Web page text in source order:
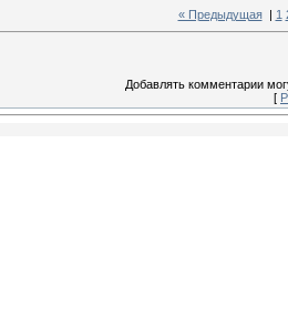
« Предыдущая| 1
Добавлять комментарии
[